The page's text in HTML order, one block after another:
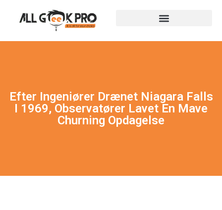
Efter Ingeniører Drænet Niagara Falls
I 1969, Observatører Lavet En Mave
Churning Opdagelse